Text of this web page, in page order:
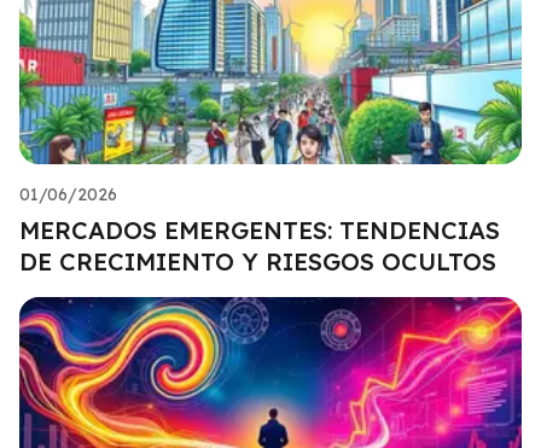
01/06/2026
MERCADOS EMERGENTES: TENDENCIAS
DE CRECIMIENTO Y RIESGOS OCULTOS